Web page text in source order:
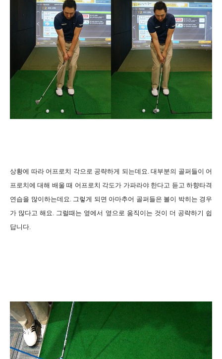
상황에 따라 어프로치 각으로 공략하게 되는데요. 대부분의 골퍼들이 어
프로치에 대해 배울 때 어프로치 각도가 가파라야 한다고 듣고 하향타격
연습을 많이하는데요. 그렇게 되면 아마추어 골퍼들은 볼이 박히는 경우
가 많다고 해요. 그럴때는 옆에서 옆으로 움직이는 것이 더 공략하기 쉽
답니다.